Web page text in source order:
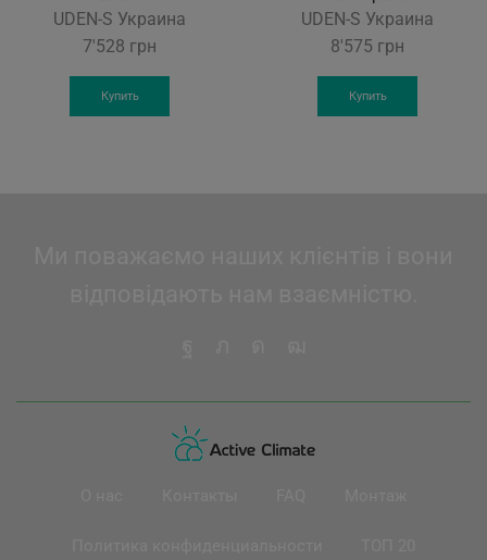
UDEN-S Украина
7'528 грн
Купить
UDEN-S Украина
8'575 грн
Купить